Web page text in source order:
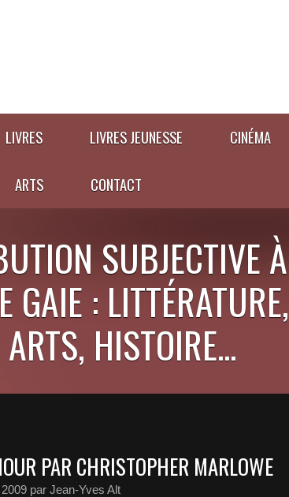
LIVRES LIVRES JEUNESSE CINÉMA
ARTS CONTACT
SUBJECTIVE
GAIE : LITTÉRATURE,
HISTOIRE...
PAR CHRISTOPHER MARLOWE
par Jean-Yves Alt